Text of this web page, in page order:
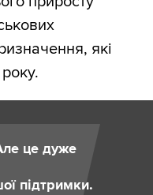
які
це дуже
підтримки.